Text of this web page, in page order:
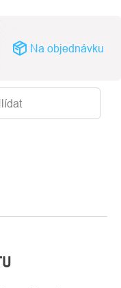
Na objednávku